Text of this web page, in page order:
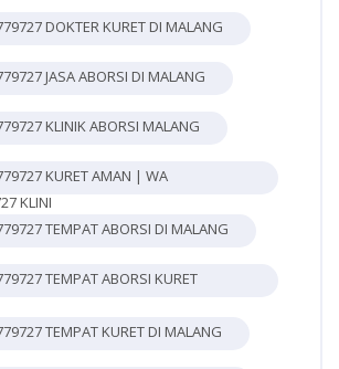
DOKTER KURET DI MALANG
JASA ABORSI DI MALANG
KLINIK ABORSI MALANG
KURET AMAN | WA
KLINI
TEMPAT ABORSI DI MALANG
TEMPAT ABORSI KURET
TEMPAT KURET DI MALANG